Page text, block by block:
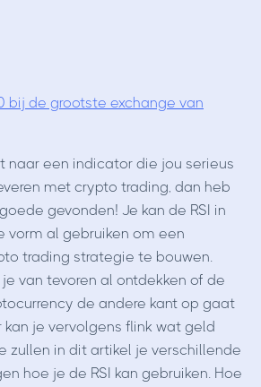
bij de grootste exchange van
naar een indicator die jou serieus
met crypto trading, dan heb
gevonden! Je kan de RSI in
vorm al gebruiken om een
trading strategie te bouwen.
je van tevoren al ontdekken of de
de andere kant op gaat
kan je vervolgens flink wat geld
zullen in dit artikel je verschillende
hoe je de RSI kan gebruiken. Hoe